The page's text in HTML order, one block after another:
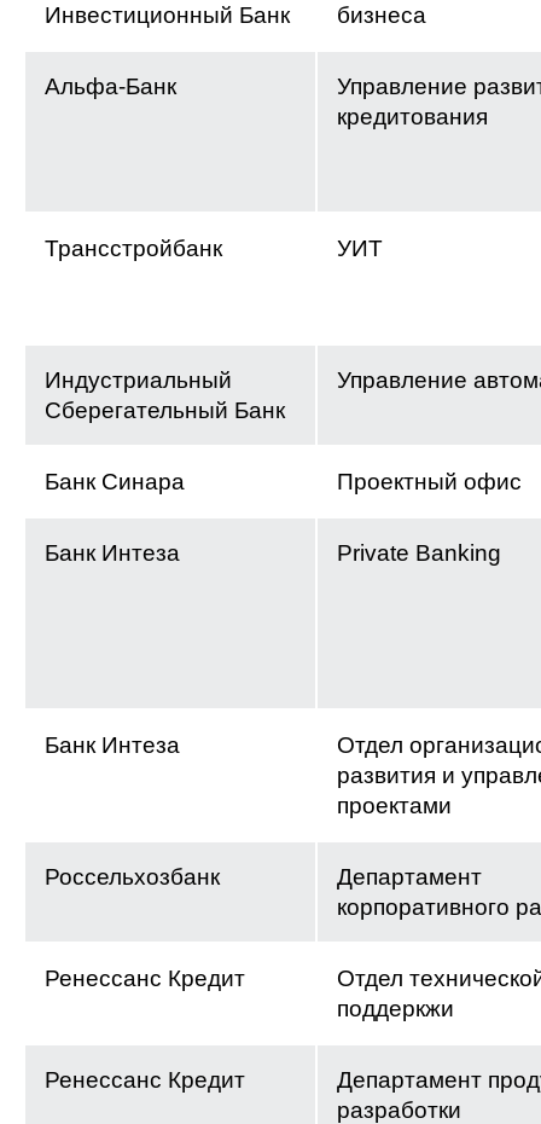
Инвестиционный Банк
бизнеса
Альфа-Банк
Управление
кредитования
Трансстройбанк УИТ
Индустриальный
Сберегательный Банк
Управление
Банк Синара Проектный офис
Банк Интеза Private Banking
Банк Интеза
Отдел
развития и
проектами
Россельхозбанк
Департамент
корпоративного
Ренессанс Кредит
Отдел
поддеркжи
Ренессанс Кредит
Департамент
разработки